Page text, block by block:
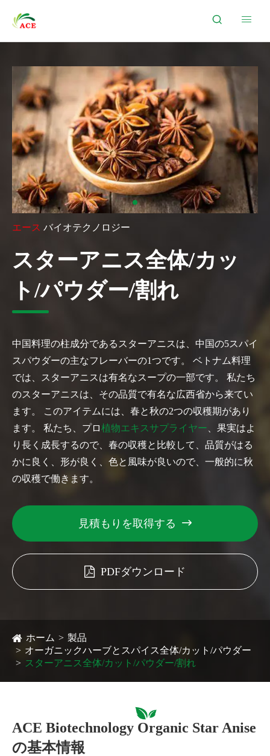
 
エース バイオテクノロジー
スターアニス全体/カッ
ト/パウダー/割れ
中国料理の柱成分であるスターアニスは、中国の5スパイ
スパウダーの主なフレーバーの1つです。 ベトナム料理
では、スターアニスは有名なスープの一部です。 私たち
のスターアニスは、その品質で有名な広西省から来てい
ます。 このアイテムには、春と秋の2つの収穫期があり
ます。 私たち、プロ植物エキスサプライヤー 、果実はよ
り長く成長するので、春の収穫と比較して、品質がはる
かに良く、形が良く、色と風味が良いので、一般的に秋
の収穫で働きます。
見積もりを取得する 
PDFダウンロード
ホーム
製品
オーガニックハーブとスパイス全体/カット/パウダー
スターアニス全体/カット/パウダー/割れ
ACE Biotechnology Organic Star Anise
の基本情報